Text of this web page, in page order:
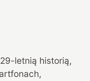
29-letnią historią,